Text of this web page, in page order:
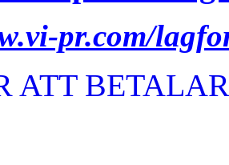
pr.com/
ATT BETALAR